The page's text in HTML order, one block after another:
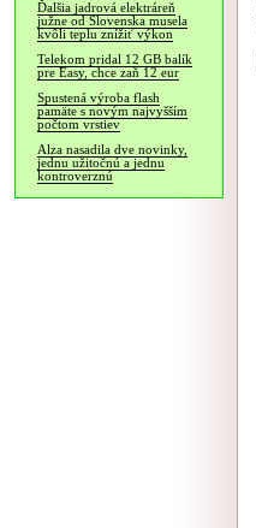
Ďalšia jadrová elektráreň
južne od Slovenska musela
kvôli teplu znížiť výkon
Telekom pridal 12 GB balík
pre Easy, chce zaň 12 eur
Spustená výroba flash
pamäte s novým najvyšším
počtom vrstiev
Alza nasadila dve novinky,
jednu užitočnú a jednu
kontroverznú